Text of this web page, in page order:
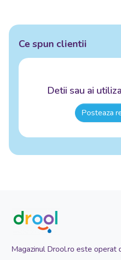
Ce spun clientii
Detii sau ai
Posteaza
Magazinul Drool.ro este operat